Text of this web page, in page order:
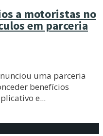
a motoristas no
em parceria
uma parceria
benefícios
e...